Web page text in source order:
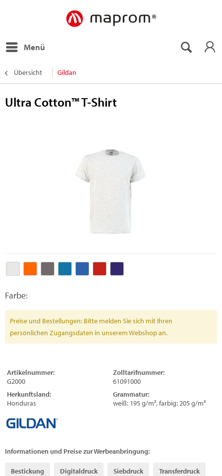
Menü
Übersicht Gildan
Ultra Cotton™ T-Shirt
Farbe:
Preise und Bestellungen: Bitte melden Sie sich mit Ihren
persönlichen Zugangsdaten in unserem Webshop an.
Artikelnummer:
G2000
Zolltarifnummer:
61091000
Herkunftsland:
Honduras
Grammatur:
weiß: 195 g/m², farbig: 205 g/m²
Informationen und Preise zur Werbeanbringung:
Bestickung Digitaldruck Siebdruck Transferdruck